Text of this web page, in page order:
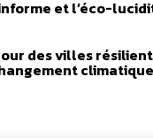
et l’éco-
des villes
climatique